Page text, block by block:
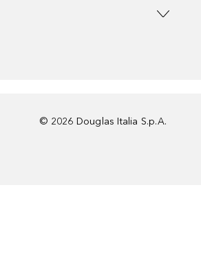
© 2026 Douglas Italia S.p.A.